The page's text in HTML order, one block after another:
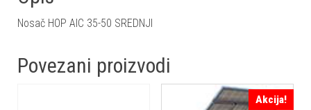
Nosač HOP AIC 35-50 SREDNJI
Povezani proizvodi
Akcija!